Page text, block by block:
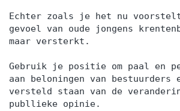
Echter zoals je het nu
gevoel van oude jongens
maar versterkt.
Gebruik je positie om paal en
aan beloningen van
versteld staan van de
publlieke opinie.